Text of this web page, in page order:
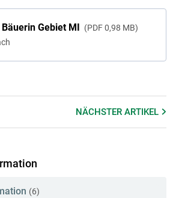
Gebiet MI PDF 0,98 MB
NÄCHSTERARTIKEL
(6)